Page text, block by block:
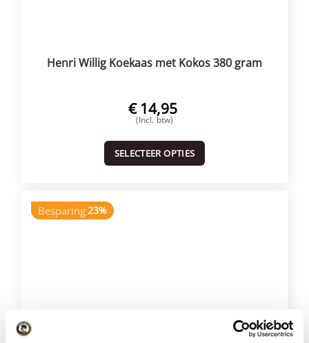
Henri Willig Koekaas met Kokos 380 gram
€ 14,95
(Incl. btw)
SELECTEER OPTIES
Besparing23%